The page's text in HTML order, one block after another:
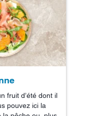
fruit d’été dont il
pouvez ici la